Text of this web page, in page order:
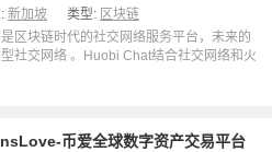
新加坡 类型: 区块链
区块链时代的社交网络服务平台，未来的
型社交网络 。Huobi Chat结合社交网络和火
币爱全球数字资产交易平台